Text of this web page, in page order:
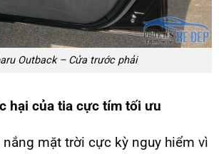
Outback – Cửa trước phải
hại của tia cực tím tối ưu
nắng mặt trời cực kỳ nguy hiểm vì